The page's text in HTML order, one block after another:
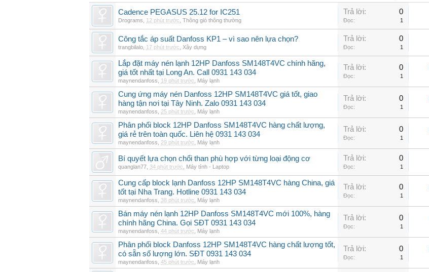
Cadence PEGASUS 25.12 for IC251
Drograms 12 phút trước Thông gió thông thường
Trả lời: 0
Đọc: 1
Công tắc áp suất Danfoss KP1 – vì sao nên lựa chọn?
trangbilalo 17 phút trước Xây dựng
Trả lời: 0
Đọc: 1
Lắp đặt máy nén lạnh 12HP Danfoss SM148T4VC chính hãng,
giá tốt nhất tại Long An. Call 0931 143 034
maynendanfoss 19 phút trước Máy lạnh
Trả lời: 0
Đọc: 1
Cung ứng máy nén Danfoss 12HP SM148T4VC giá tốt, giao
hàng tận nơi tại Tây Ninh. Zalo 0931 143 034
maynendanfoss 25 phút trước Máy lạnh
Trả lời: 0
Đọc: 1
Phân phối block 12HP Danfoss SM148T4VC hàng chất lượng,
giá rẻ trên toàn quốc. Liên hệ 0931 143 034
maynendanfoss 29 phút trước Máy lạnh
Trả lời: 0
Đọc: 1
Bí quyết lựa chọn chổi than phù hợp với từng loại động cơ
quanglan77 34 phút trước Máy tính - Laptop
Trả lời: 0
Đọc: 1
Cung cấp block lạnh Danfoss 12HP SM148T4VC hàng China, giá
tốt tại Nha Trang. Hotline 0931 143 034
maynendanfoss 38 phút trước Máy lạnh
Trả lời: 0
Đọc: 1
Bán máy nén lạnh 12HP Danfoss SM148T4VC mới 100%, hàng
chính hãng China. Gọi SĐT 0931 143 034
maynendanfoss 44 phút trước Máy lạnh
Trả lời: 0
Đọc: 1
Phân phối block Danfoss 12HP SM148T4VC hàng chất lượng tốt,
có sẵn số lượng lớn. SĐT 0931 143 034
maynendanfoss 45 phút trước Máy lạnh
Trả lời: 0
Đọc: 1